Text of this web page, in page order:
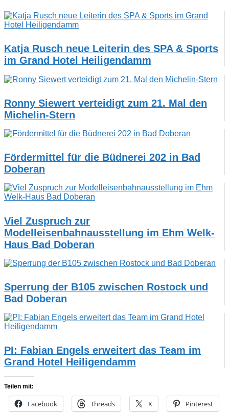
Katja Rusch neue Leiterin des SPA & Sports
im Grand Hotel Heiligendamm
Ronny Siewert verteidigt zum 21. Mal den
Michelin-Stern
Fördermittel für die Büdnerei 202 in Bad
Doberan
Viel Zuspruch zur
Modelleisenbahnausstellung im Ehm Welk-
Haus Bad Doberan
Sperrung der B105 zwischen Rostock und
Bad Doberan
PI: Fabian Engels erweitert das Team im
Grand Hotel Heiligendamm
Teilen mit:
Facebook Threads X Pinterest